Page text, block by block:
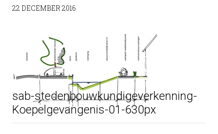
22 DECEMBER 2016
sab-stedenbouwkundigeverkenning-
Koepelgevangenis-01-630px